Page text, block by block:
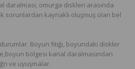
daralması, omurga diskleri arasında
sorunlardan kaynaklı oluşmuş olan bel
Boyun fıtığı, boyundaki diskler
bölgesi kanal daralmasından
ve uyuşmalar.